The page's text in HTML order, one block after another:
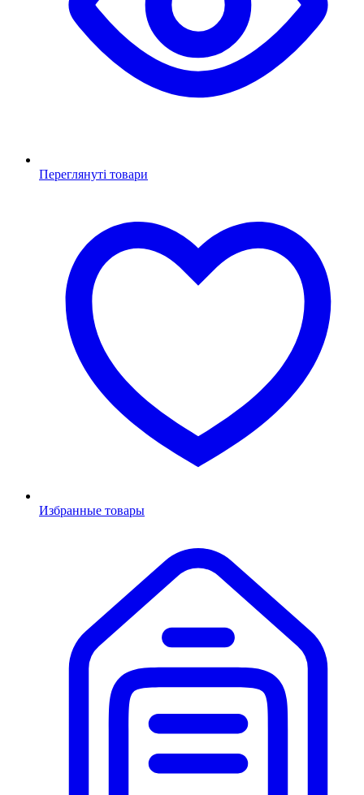
Переглянуті товари
Избранные товары